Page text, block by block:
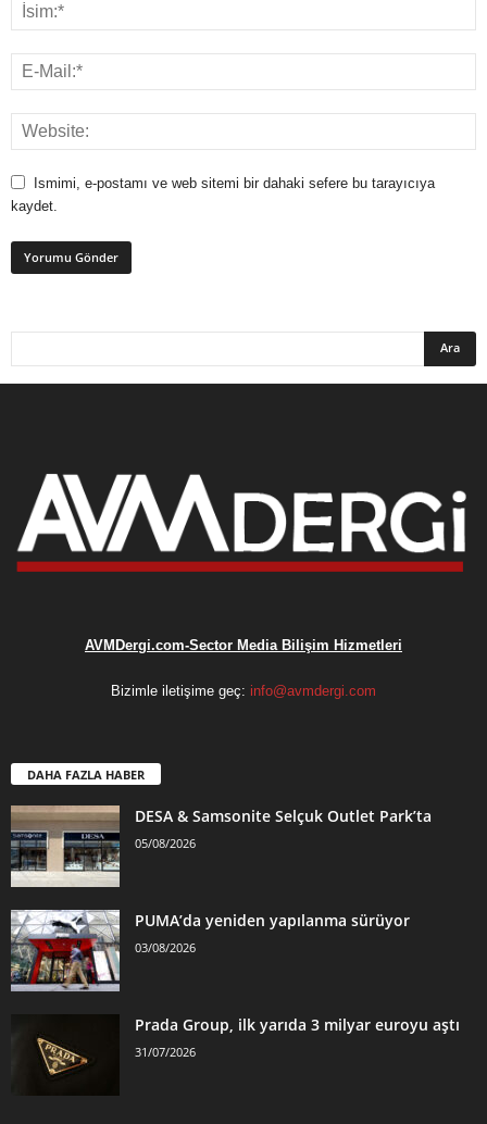
Ismimi, e-postamı ve web sitemi bir dahaki sefere bu tarayıcıya
kaydet.
AVMDergi.com-Sector Media Bilişim Hizmetleri
Bizimle iletişime geç: info@avmdergi.com
DAHA FAZLA HABER
DESA & Samsonite Selçuk Outlet Park’ta
05/08/2026
PUMA’da yeniden yapılanma sürüyor
03/08/2026
Prada Group, ilk yarıda 3 milyar euroyu aştı
31/07/2026